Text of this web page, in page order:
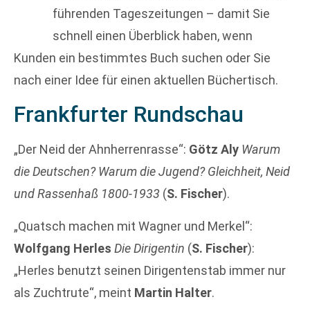
führenden Tageszeitungen – damit Sie
schnell einen Überblick haben, wenn
Kunden ein bestimmtes Buch suchen oder Sie
nach einer Idee für einen aktuellen Büchertisch.
Frankfurter Rundschau
„Der Neid der Ahnherrenrasse“: Götz Aly Warum
die Deutschen? Warum die Jugend? Gleichheit, Neid
und Rassenhaß 1800-1933 (S. Fischer).
„Quatsch machen mit Wagner und Merkel“:
Wolfgang Herles Die Dirigentin (S. Fischer):
„Herles benutzt seinen Dirigentenstab immer nur
als Zuchtrute“, meint Martin Halter.